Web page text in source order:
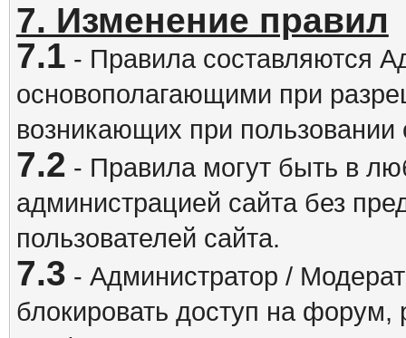
7. Изменение правил
7.1 - Правила составляются
основополагающими при
возникающих при пользовании
7.2 - Правила могут быть в
администрацией сайта без
пользователей сайта.
7.3 - Администратор /
блокировать доступ на форум,